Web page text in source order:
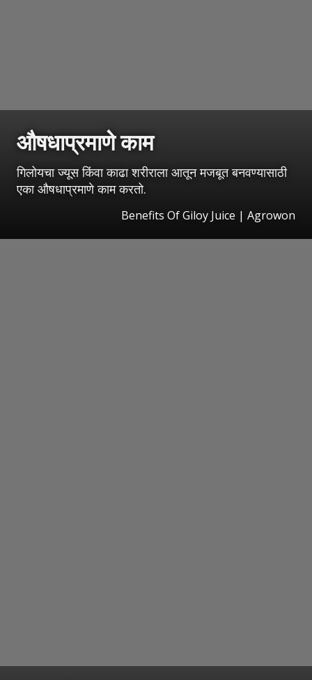
औषधाप्रमाणे काम
गिलोयचा ज्यूस किंवा काढा शरीराला आतून मजबूत बनवण्यासाठी
एका औषधाप्रमाणे काम करतो.
Benefits Of Giloy Juice | Agrowon